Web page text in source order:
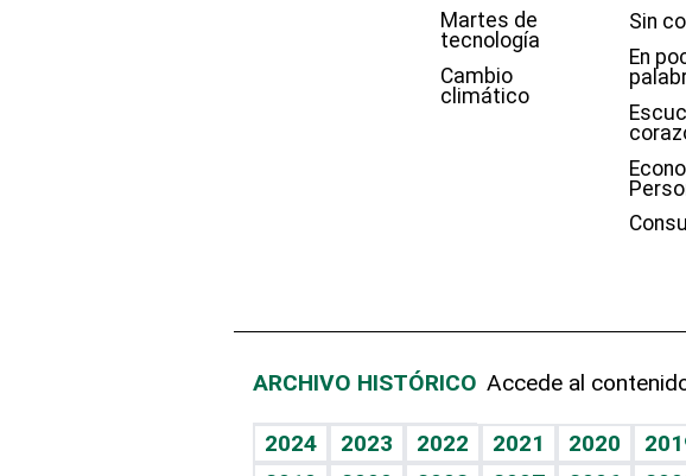
Martes de
tecnología
Cambio
climático
Sin
En
ARCHIVO HISTÓRICO Accede al
2024 2023 2022 2021 2020